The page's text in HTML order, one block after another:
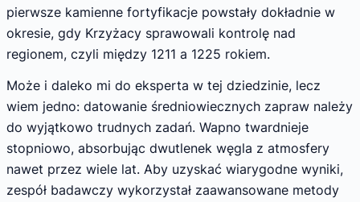
pierwsze kamienne fortyfikacje powstały dokładnie w
okresie, gdy Krzyżacy sprawowali kontrolę nad
regionem, czyli między 1211 a 1225 rokiem.
Może i daleko mi do eksperta w tej dziedzinie, lecz
wiem jedno: datowanie średniowiecznych zapraw należy
do wyjątkowo trudnych zadań. Wapno twardnieje
stopniowo, absorbując dwutlenek węgla z atmosfery
nawet przez wiele lat. Aby uzyskać wiarygodne wyniki,
zespół badawczy wykorzystał zaawansowane metody